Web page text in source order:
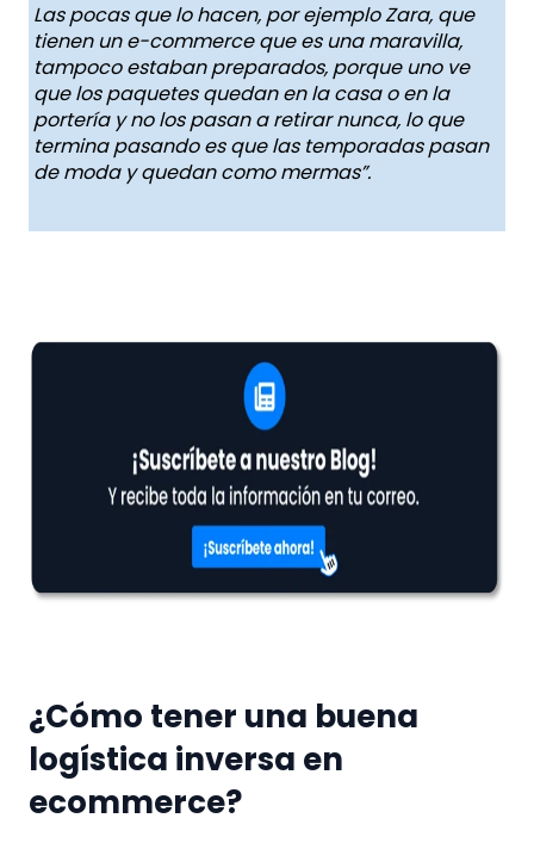
Las pocas que lo hacen, por ejemplo Zara, que
tienen un e-commerce que es una maravilla,
tampoco estaban preparados, porque uno ve
que los paquetes quedan en la casa o en la
portería y no los pasan a retirar nunca, lo que
termina pasando es que las temporadas pasan
de moda y quedan como mermas”.
¿Cómo tener una buena
logística inversa en
ecommerce?